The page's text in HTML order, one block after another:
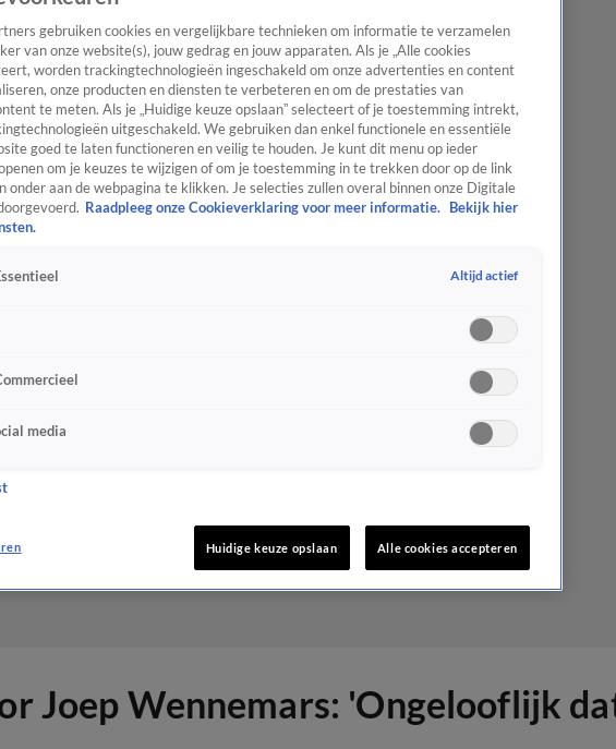
Joep Wennemars: 'Ongelooflijk
gebruiken cookies en vergelijkbare technieken om informatie te verzamelen
van onze website(s), jouw gedrag en jouw apparaten. Als je „Alle cookies
worden trackingtechnologieën ingeschakeld om onze advertenties en content
onze producten en diensten te verbeteren en om de prestaties van
te meten. Als je „Huidige keuze opslaan” selecteert of je toestemming intrekt,
uitgeschakeld. We gebruiken dan enkel functionele en essentiële
goed te laten functioneren en veilig te houden. Je kunt dit menu op ieder
om je keuzes te wijzigen of om je toestemming in te trekken door op de link
onder aan de webpagina te klikken. Je selecties zullen overal binnen onze Digitale
Raadpleeg onze Cookieverklaring voor meer informatie. Bekijk hier
Altijd actief
media
Huidige keuze opslaan Alle cookies accepteren